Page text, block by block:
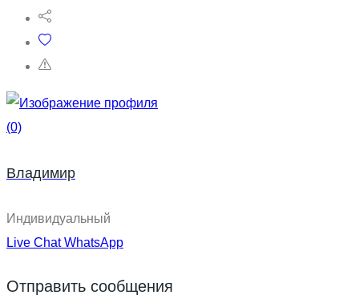
(0)
Владимир
Индивидуальный
Live Chat WhatsApp
Отправить сообщения